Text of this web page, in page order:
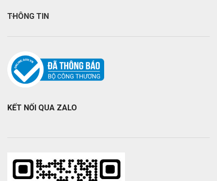
THÔNG TIN
KẾT NỐI QUA ZALO